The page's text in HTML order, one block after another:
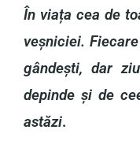
În viața cea de
veșniciei.
gândești, dar
depinde și de
astăzi.